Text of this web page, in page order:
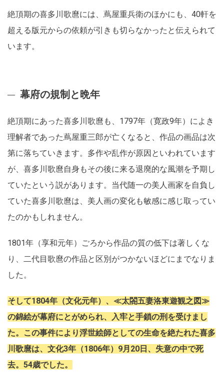
絶頂期の喜多川歌麿には、蔦屋重兵衛のほかにも、40軒を
超える版元からの依頼が引きも切らなかったと伝えられて
います。
幕府の規制と晩年
絶頂期にあった喜多川歌麿も、1797年（寛政9年）によき
理解者であった蔦屋重三郎が亡くなると、作品の画品は次
第に落ちていきます。多作や乱作が原因といわれています
が、喜多川歌麿自身もその後に来る退廃的な風潮を予期し
ていたという説があります。当代随一の美人画家を自負し
ていた喜多川歌麿は、美人画の変化も敏感に感じ取ってい
たのかもしれません。
1801年（享和元年）ごろから作品の質の低下は著しくな
り、二代目歌麿の作品と区別がつかないほどにまでなりま
した。
そして1804年（文化元年）、≪太閤五妻洛東遊観之図≫
の錦絵が幕府にとがめられ、入牢と手鎖の刑を受けまし
た。この事件により浮世絵師としての生命を絶たれた喜多
川歌麿は、文化3年（1806年）9月20日、失意の中で死
去。54歳でした。